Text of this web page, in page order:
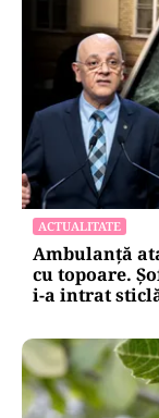
ACTUALITATE
Ambulanță
cu topoare.
i-a intrat